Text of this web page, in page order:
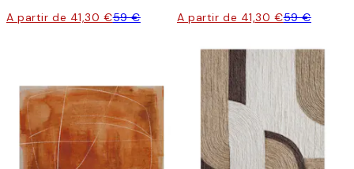
A partir de 41,30 €59 € A partir de 41,30 €59 €